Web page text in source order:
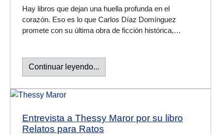
Hay libros que dejan una huella profunda en el
corazón. Eso es lo que Carlos Díaz Domínguez
promete con su última obra de ficción histórica,…
Continuar leyendo...
Entrevista a Thessy Maror por su libro
Relatos para Ratos